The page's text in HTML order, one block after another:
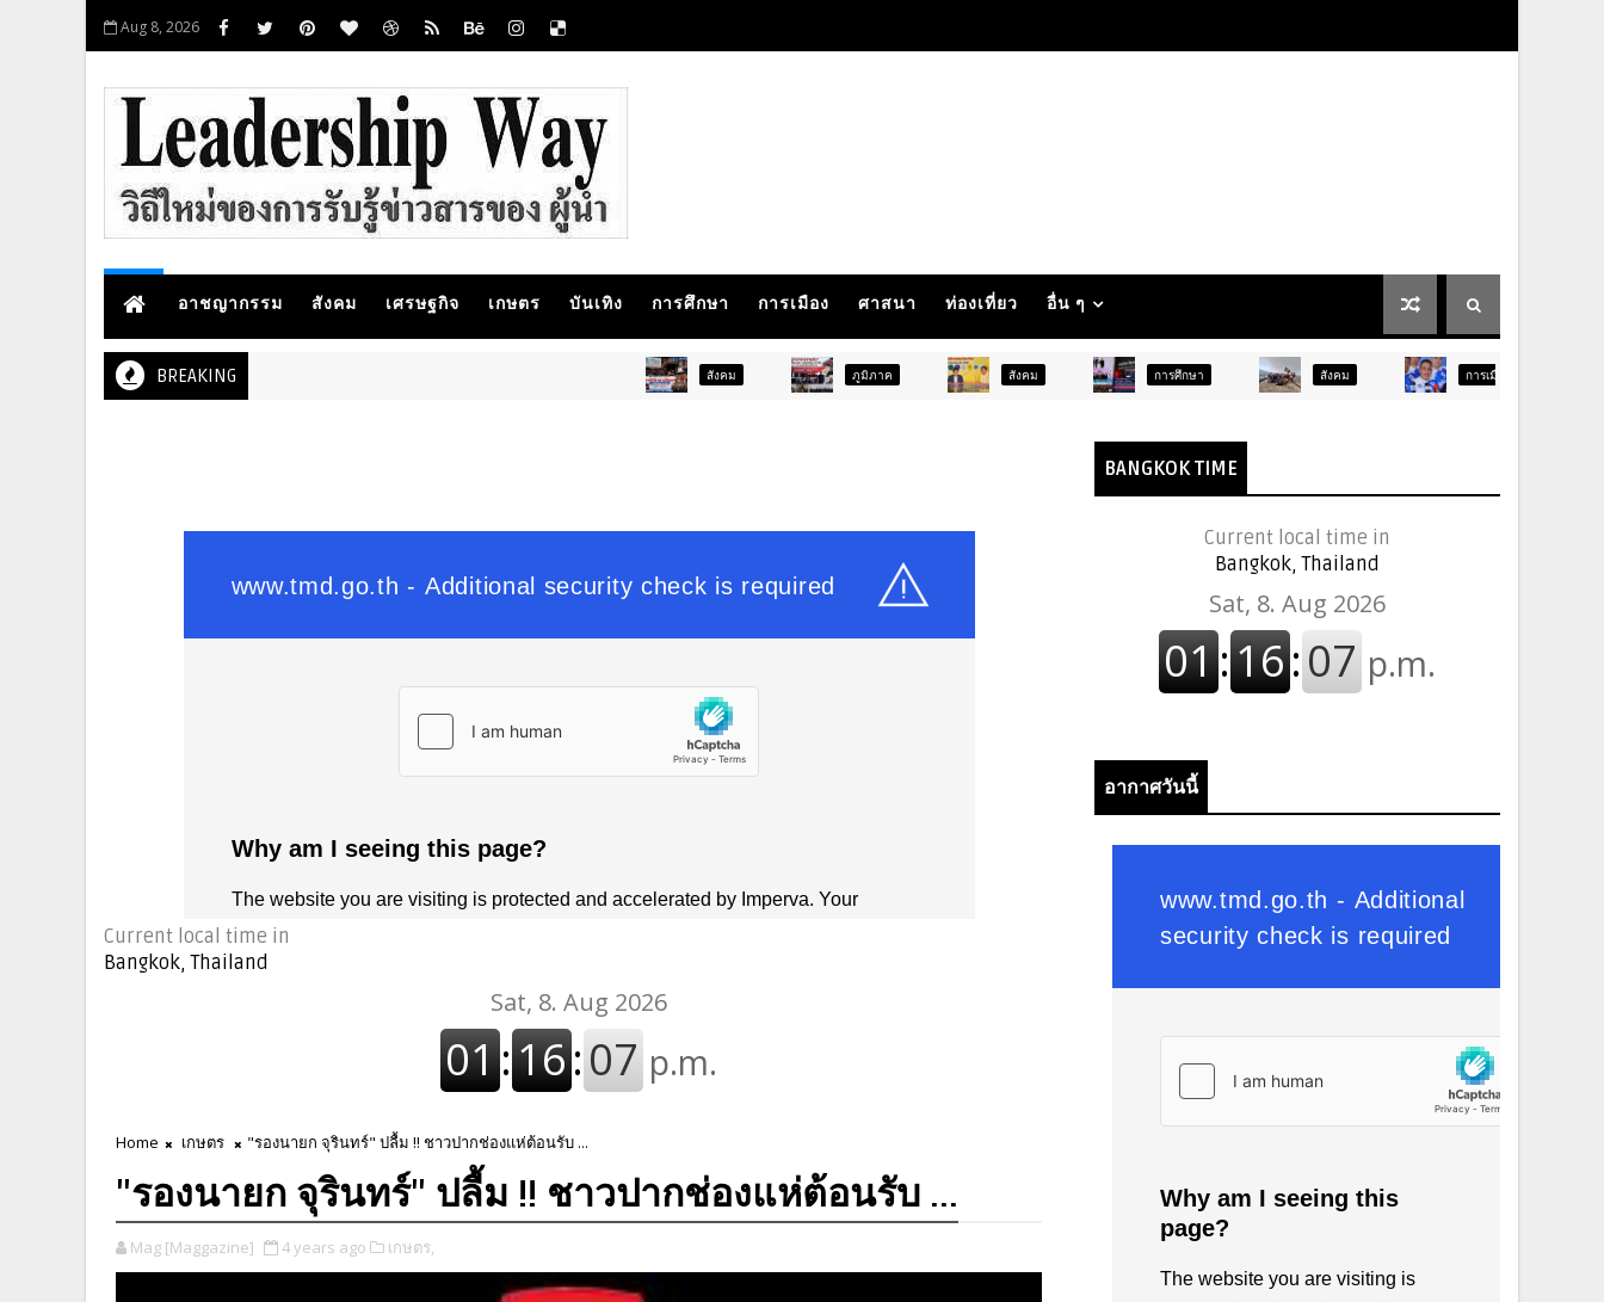
Aug 8, 2026
อาชญากรรม สังคม เศรษฐกิจ เกษตร บันเทิง การศึกษา การเมือง ศาสนา ท่องเที่ยว อื่น ๆ
BREAKING ภูมิภาค การศึกษา การเมือง
Current local time in
Bangkok, Thailand
Home เกษตร "รองนายก จุรินทร์" ปลื้ม !! ชาวปากช่องแห่ต้อนรับ ...
"รองนายก จุรินทร์" ปลื้ม !! ชาวปากช่องแห่ต้อนรับ ...
Mag [Maggazine] 4 years ago เกษตร,
BANGKOK TIME
Current local time in
Bangkok, Thailand
อากาศวันนี้